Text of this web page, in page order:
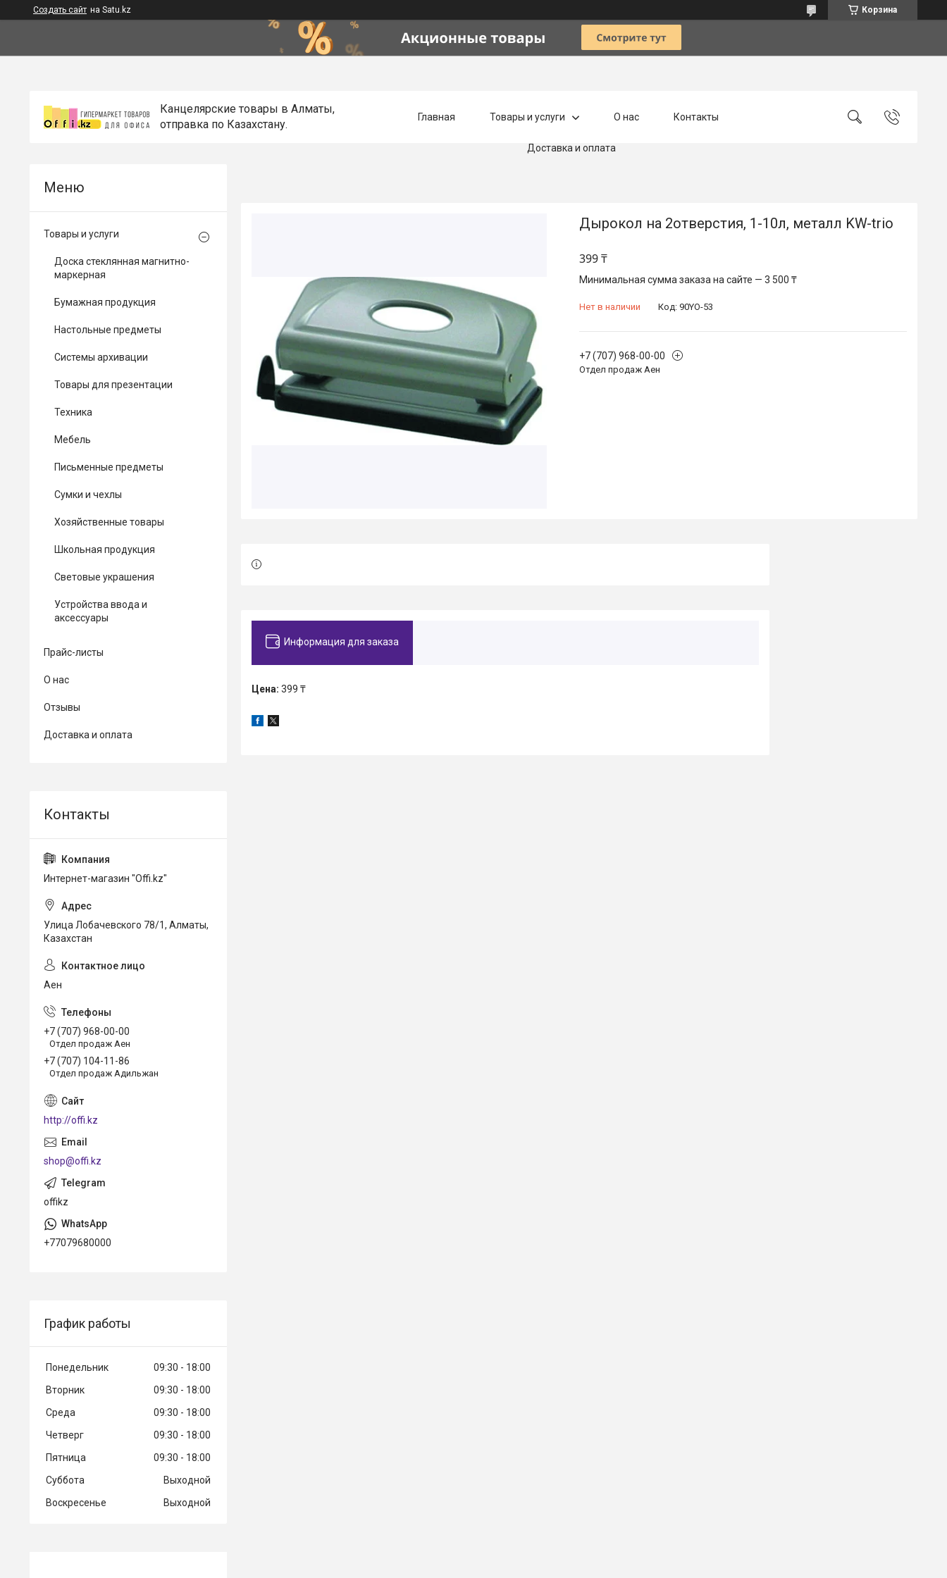
Создать сайт на Satu.kz Корзина
Канцелярские товары в Алматы,
отправка по Казахстану.
Главная Товары и услуги О нас Контакты
Доставка и оплата
Дырокол на 2отверстия, 1-10л, металл KW-trio
399 ₸
Минимальная сумма заказа на сайте — 3 500 ₸
Нет в наличии Код: 90YO-53
+7 (707) 968-00-00
Отдел продаж Аен
Информация для заказа
Цена: 399 ₸
Товары и услуги
Доска стеклянная магнитно-
маркерная
Бумажная продукция
Настольные предметы
Системы архивации
Товары для презентации
Техника
Мебель
Письменные предметы
Сумки и чехлы
Хозяйственные товары
Школьная продукция
Световые украшения
Устройства ввода и
аксессуары
Прайс-листы
О нас
Отзывы
Доставка и оплата
Интернет-магазин "Offi.kz"
Улица Лобачевского 78/1, Алматы,
Казахстан
Аен
+7 (707) 968-00-00
Отдел продаж Аен
+7 (707) 104-11-86
Отдел продаж Адильжан
http://offi.kz
shop@offi.kz
offikz
+77079680000
График работы
Понедельник 09:30
18:00
Вторник
09:30
18:00
Среда
09:30
18:00
Четверг
09:30
18:00
Пятница
09:30
18:00
Суббота
Выходной
Воскресенье
Выходной